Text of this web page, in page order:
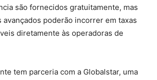
são fornecidos gratuitamente, mas
poderão incorrer em taxas
​​diretamente às operadoras de
tem parceria com a Globalstar, uma